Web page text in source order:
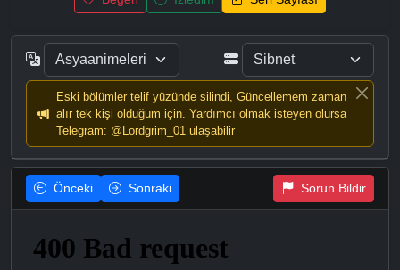
Eski bölümler telif yüzünde silindi, Güncellemem zaman
alır tek kişi olduğum için. Yardımcı olmak isteyen olursa
Telegram: @Lordgrim_01 ulaşabilir
Önceki Sonraki Sorun Bildir